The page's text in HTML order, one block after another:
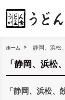
ホーム 静岡、浜松
「静岡、浜松
「静岡、浜松